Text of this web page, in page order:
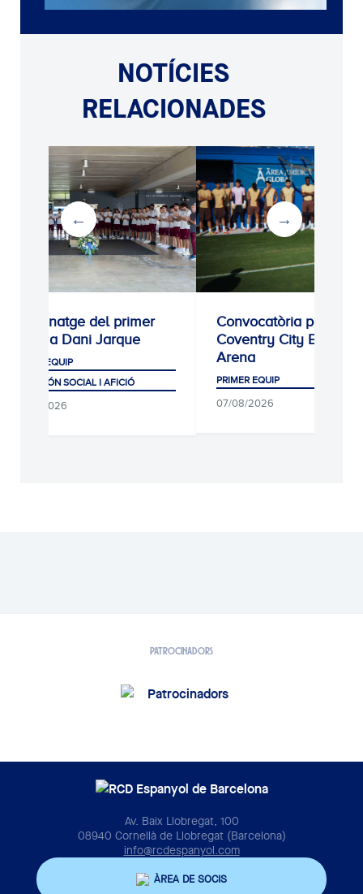
NOTÍCIES
RELACIONADES
Homenatge del primer
equip a Dani Jarque
PRIMER EQUIP
CLUB, MÓN SOCIAL I AFICIÓ
07/08/2026
Convocatòria per al
Coventry City Building
Arena
PRIMER EQUIP
07/08/2026
PATROCINADORS
Av. Baix Llobregat, 100
08940 Cornellà de Llobregat (Barcelona)
info@rcdespanyol.com
ÀREA DE SOCIS